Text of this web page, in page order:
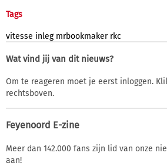
Tags
vitesse inleg mrbookmaker rkc
Wat vind jij van dit nieuws?
Om te reageren moet je eerst inloggen.
rechtsboven.
Feyenoord E-zine
Meer dan 142.000 fans zijn lid van onze
aan!